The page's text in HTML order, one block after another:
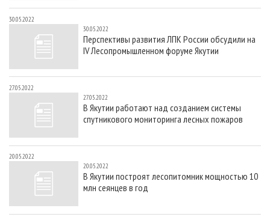
30.05.2022
30.05.2022
Перспективы развития ЛПК России обсудили на
IV Лесопромышленном форуме Якутии
27.05.2022
27.05.2022
В Якутии работают над созданием системы
спутникового мониторинга лесных пожаров
20.05.2022
20.05.2022
В Якутии построят лесопитомник мощностью 10
млн сеянцев в год